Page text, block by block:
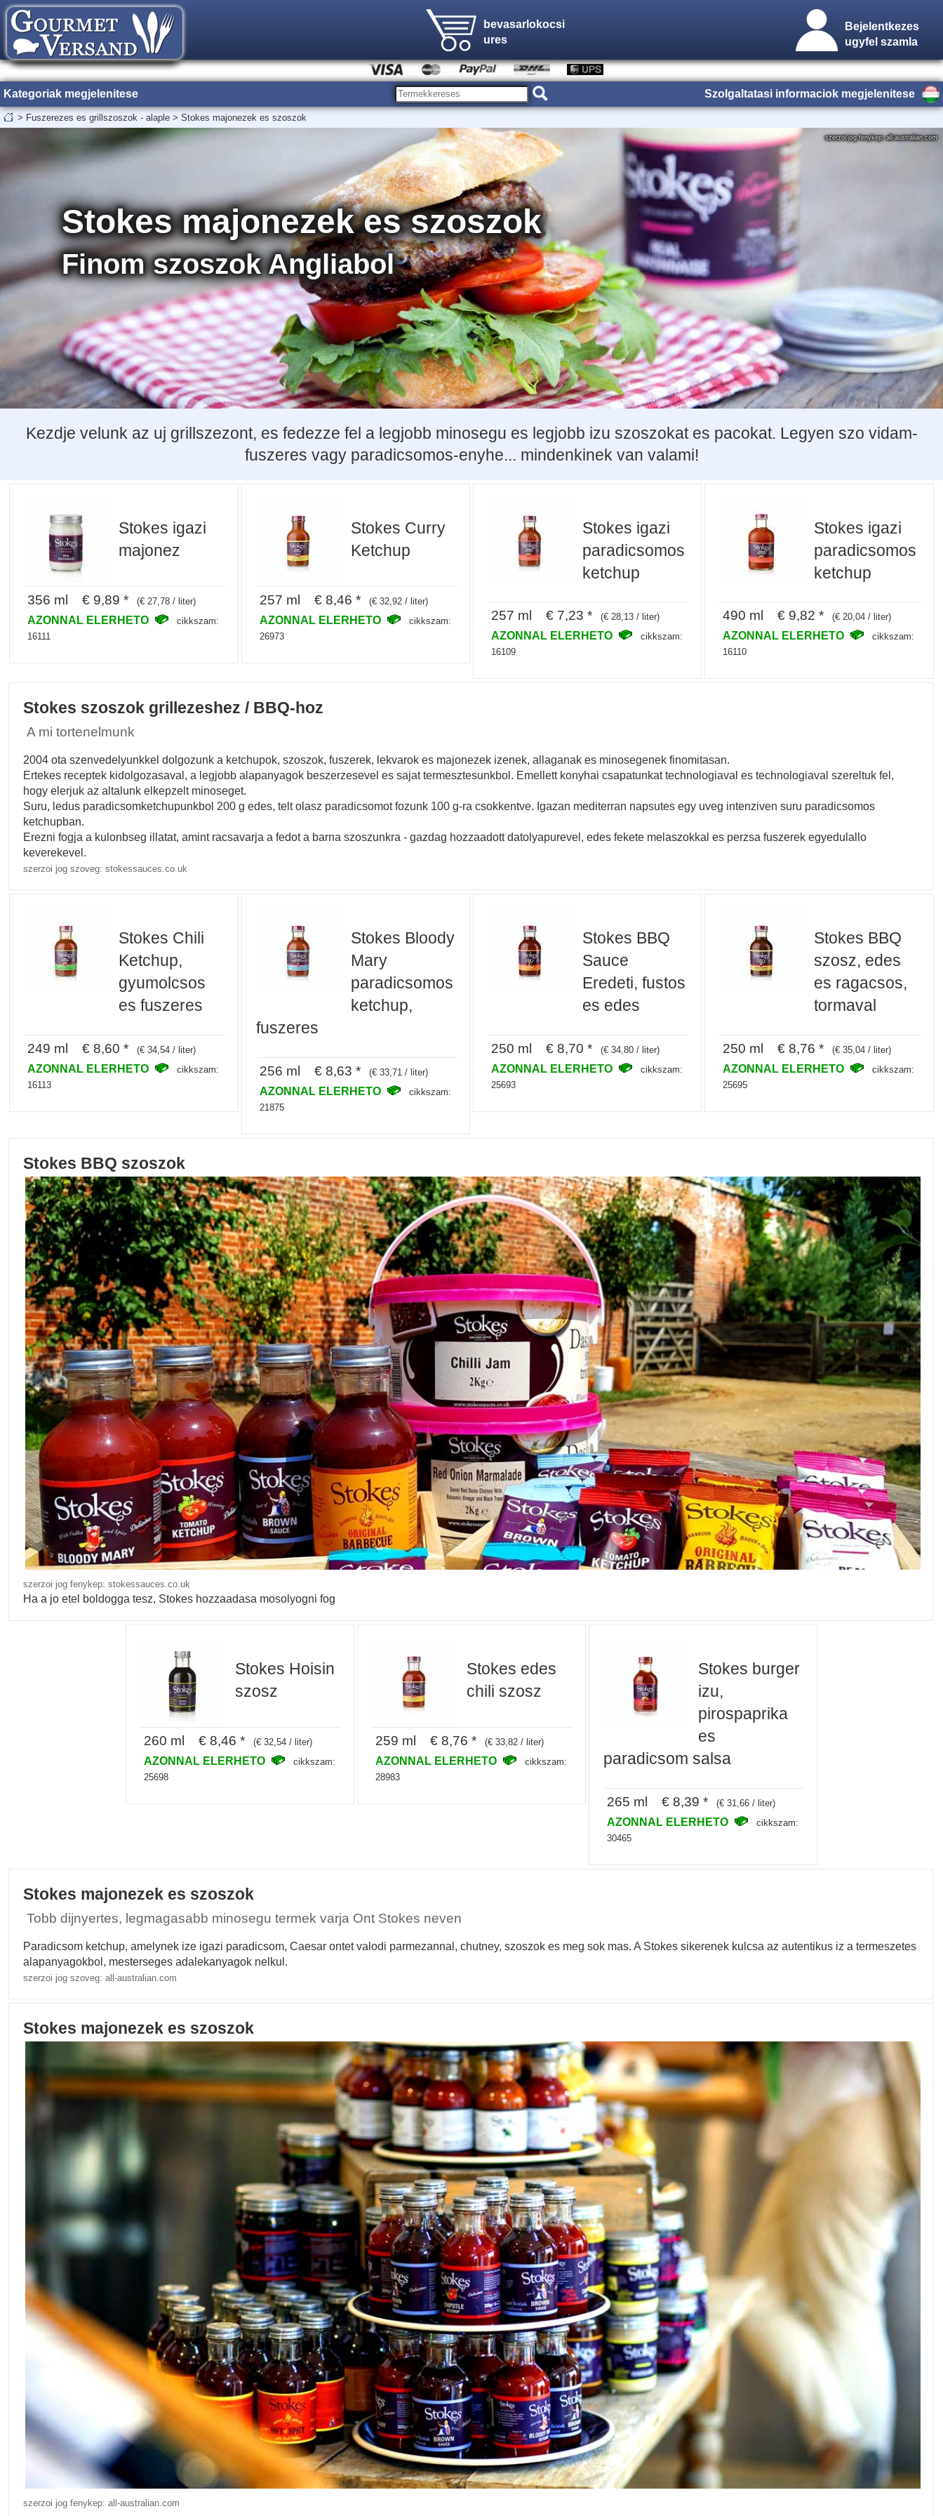
bevasarlokocsi
ures
Bejelentkezes
ugyfel szamla
Kategoriak megjelenitese Szolgaltatasi informaciok megjelenitese
> Fuszerezes es grillszoszok - alaple > Stokes majonezek es szoszok
Stokes majonezek es szoszok
Finom szoszok Angliabol
szerzoi jog fenykep: all-australian.com
Kezdje velunk az uj grillszezont, es fedezze fel a legjobb minosegu es legjobb izu szoszokat es pacokat. Legyen szo vidam-
fuszeres vagy paradicsomos-enyhe... mindenkinek van valami!
Stokes igazi
majonez
356 ml € 9,89 * (€ 27,78 / liter)
AZONNAL ELERHETO
cikkszam:
16111
Stokes Curry
Ketchup
257 ml € 8,46 * (€ 32,92 / liter)
AZONNAL ELERHETO
cikkszam:
26973
Stokes igazi
paradicsomos
ketchup
257 ml € 7,23 * (€ 28,13 / liter)
AZONNAL ELERHETO
cikkszam:
16109
Stokes igazi
paradicsomos
ketchup
490 ml € 9,82 * (€ 20,04 / liter)
AZONNAL ELERHETO
cikkszam:
16110
Stokes szoszok grillezeshez / BBQ-hoz
A mi tortenelmunk
2004 ota szenvedelyunkkel dolgozunk a ketchupok, szoszok, fuszerek, lekvarok es majonezek izenek, allaganak es minosegenek finomitasan.
Ertekes receptek kidolgozasaval, a legjobb alapanyagok beszerzesevel es sajat termesztesunkbol. Emellett konyhai csapatunkat technologiaval es technologiaval szereltuk fel,
hogy elerjuk az altalunk elkepzelt minoseget.
Suru, ledus paradicsomketchupunkbol 200 g edes, telt olasz paradicsomot fozunk 100 g-ra csokkentve. Igazan mediterran napsutes egy uveg intenziven suru paradicsomos
ketchupban.
Erezni fogja a kulonbseg illatat, amint racsavarja a fedot a barna szoszunkra - gazdag hozzaadott datolyapurevel, edes fekete melaszokkal es perzsa fuszerek egyedulallo
keverekevel.
szerzoi jog szoveg: stokessauces.co.uk
Stokes Chili
Ketchup,
gyumolcsos
es fuszeres
249 ml € 8,60 * (€ 34,54 / liter)
AZONNAL ELERHETO
cikkszam:
16113
Stokes Bloody
Mary
paradicsomos
ketchup,
fuszeres
256 ml € 8,63 * (€ 33,71 / liter)
AZONNAL ELERHETO
cikkszam:
21875
Stokes BBQ
Sauce
Eredeti, fustos
es edes
250 ml € 8,70 * (€ 34,80 / liter)
AZONNAL ELERHETO
cikkszam:
25693
Stokes BBQ
szosz, edes
es ragacsos,
tormaval
250 ml € 8,76 * (€ 35,04 / liter)
AZONNAL ELERHETO
cikkszam:
25695
Stokes BBQ szoszok
szerzoi jog fenykep: stokessauces.co.uk
Ha a jo etel boldogga tesz, Stokes hozzaadasa mosolyogni fog
Stokes Hoisin
szosz
260 ml € 8,46 * (€ 32,54 / liter)
AZONNAL ELERHETO
cikkszam:
25698
Stokes edes
chili szosz
259 ml € 8,76 * (€ 33,82 / liter)
AZONNAL ELERHETO
cikkszam:
28983
Stokes burger
izu,
pirospaprika
es
paradicsom salsa
265 ml € 8,39 * (€ 31,66 / liter)
AZONNAL ELERHETO
cikkszam:
30465
Stokes majonezek es szoszok
Tobb dijnyertes, legmagasabb minosegu termek varja Ont Stokes neven
Paradicsom ketchup, amelynek ize igazi paradicsom, Caesar ontet valodi parmezannal, chutney, szoszok es meg sok mas. A Stokes sikerenek kulcsa az autentikus iz a termeszetes
alapanyagokbol, mesterseges adalekanyagok nelkul.
szerzoi jog szoveg: all-australian.com
Stokes majonezek es szoszok
szerzoi jog fenykep: all-australian.com